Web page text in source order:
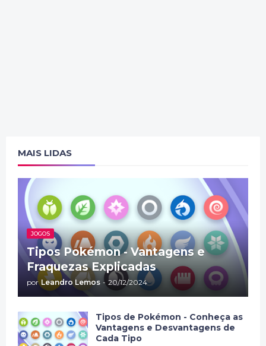
MAIS LIDAS
JOGOS
Tipos Pokémon - Vantagens e
Fraquezas Explicadas
por Leandro Lemos - 20/12/2024
Tipos de Pokémon - Conheça as
Vantagens e Desvantagens de
Cada Tipo